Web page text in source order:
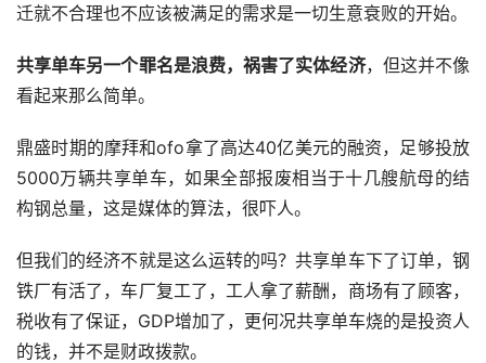
迁就不合理也不应该被满足的需求是一切生意衰败的开始。
共享单车另一个罪名是浪费，祸害了实体经济，但这并不像
看起来那么简单。
鼎盛时期的摩拜和ofo拿了高达40亿美元的融资，足够投放
5000万辆共享单车，如果全部报废相当于十几艘航母的结
构钢总量，这是媒体的算法，很吓人。
但我们的经济不就是这么运转的吗？共享单车下了订单，钢
铁厂有活了，车厂复工了，工人拿了薪酬，商场有了顾客，
税收有了保证，GDP增加了，更何况共享单车烧的是投资人
的钱，并不是财政拨款。